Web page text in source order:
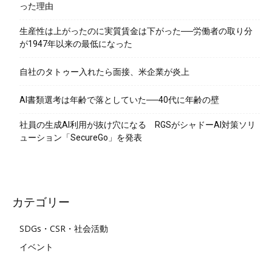
った理由
生産性は上がったのに実質賃金は下がった──労働者の取り分
が1947年以来の最低になった
自社のタトゥー入れたら面接、米企業が炎上
AI書類選考は年齢で落としていた──40代に年齢の壁
社員の生成AI利用が抜け穴になる RGSがシャドーAI対策ソリ
ューション「SecureGo」を発表
カテゴリー
SDGs・CSR・社会活動
イベント